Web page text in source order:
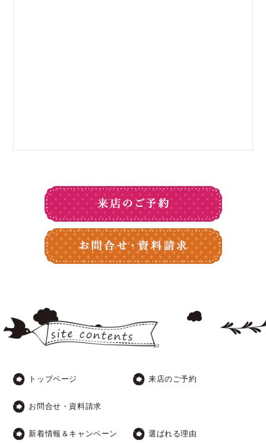
トップページ 来店のご予約
お問合せ・資料請求
新着情報＆キャンペーン 選ばれる理由